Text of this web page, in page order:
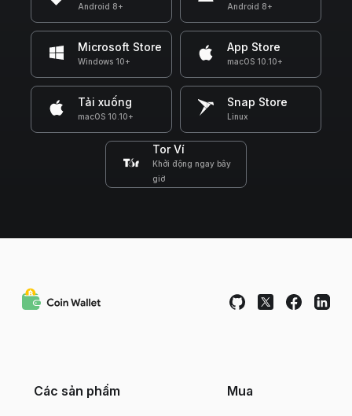
Android 8+ Android 8+
Microsoft Store
Windows 10+
App Store
macOS 10.10+
Tải xuống
macOS 10.10+
Snap Store
Linux
Tor Ví
Khởi động ngay bây
giờ
Các sản phẩm Mua